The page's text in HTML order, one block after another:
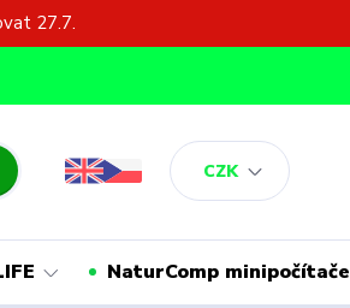
27.7.
CZK
NaturComp minipočítače